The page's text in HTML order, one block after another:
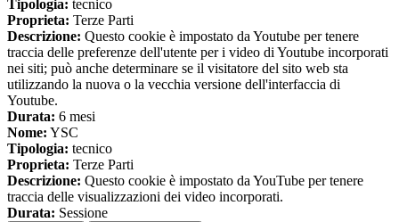
Tipologia: tecnico
Proprieta: Terze Parti
Descrizione: Questo cookie è impostato da Youtube per tenere
traccia delle preferenze dell'utente per i video di Youtube incorporati
nei siti; può anche determinare se il visitatore del sito web sta
utilizzando la nuova o la vecchia versione dell'interfaccia di
Youtube.
Durata: 6 mesi
Nome: YSC
Tipologia: tecnico
Proprieta: Terze Parti
Descrizione: Questo cookie è impostato da YouTube per tenere
traccia delle visualizzazioni dei video incorporati.
Durata: Sessione